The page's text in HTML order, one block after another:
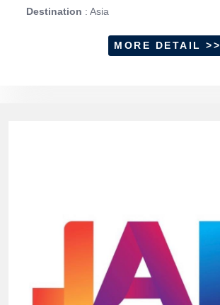
Destination : Asia
MORE DETAIL >>